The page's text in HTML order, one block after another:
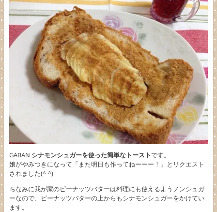
GABAN シナモンシュガーを使った簡単なトーストです。
娘がやみつきになって「また明日も作ってねーーー！」とリクエスト
されました(^-^)
ちなみに我が家のピーナッツバターは料理にも使えるようノンシュガ
ーなので、ピーナッツバターの上からもシナモンシュガーをかけてい
ます。